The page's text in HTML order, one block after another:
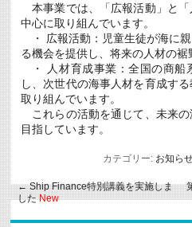
本事業では、「広報活動」と
中心に取り組んでいます。
・ 広報活動：児童生徒が海に
る機会を提供し、将来の人材の裾
・ 人材育成事業：全国の商船
し、次世代の海事人材を育成す
取り組んでいます。
これらの活動を通じて、未来
目指しています。
カテゴリー: お知ら
←Ship Finance特別講義を実施しま
したNew